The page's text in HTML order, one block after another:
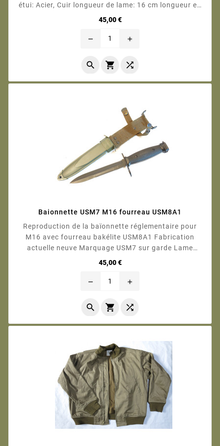
étui: Acier, Cuir longueur de lame: 16 cm longueur en
tout: 29 cm
45,00 €Prix
remove add
  
Baionnette USM7 M16 fourreau USM8A1
Reproduction de la baïonnette réglementaire pour
M16 avec fourreau bakélite USM8A1 Fabrication
actuelle neuve Marquage USM7 sur garde Lame
45,00 €Prix
remove add
  